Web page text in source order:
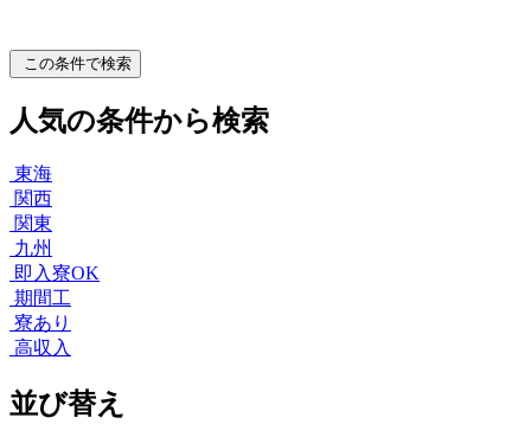
この条件で検索
人気の条件から検索
東海
関西
関東
九州
即入寮OK
期間工
寮あり
高収入
並び替え